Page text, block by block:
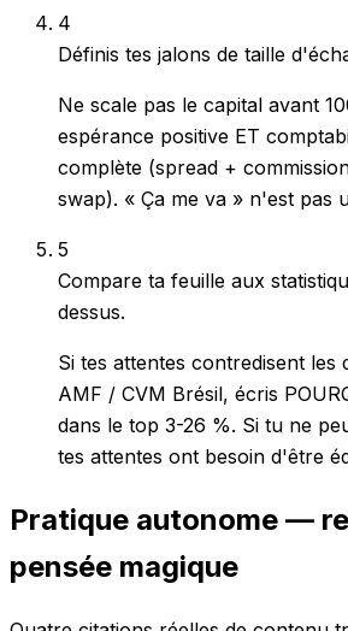
4
Définis tes jalons de taille
Ne scale pas le capital avant
espérance positive ET
complète (spread +
swap). « Ça me va » n'est pas
5
Compare ta feuille aux
dessus.
Si tes attentes contredisent les
AMF / CVM Brésil, écris
dans le top 3-26 %. Si tu ne
tes attentes ont besoin d'être
Pratique autonome —
pensée magique